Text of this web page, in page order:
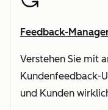
Feedback-
Verstehen Sie mit
Kundenfeedback-
und Kunden